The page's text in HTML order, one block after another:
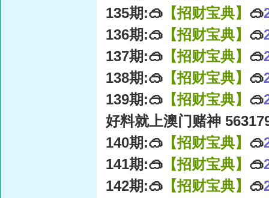
135期:🥽 【招财宝典】 🥽
136期:🥽 【招财宝典】 🥽
137期:🥽 【招财宝典】 🥽
138期:🥽 【招财宝典】 🥽
139期:🥽 【招财宝典】 🥽
好料就上澳门赌神
140期:🥽 【招财宝典】 🥽
141期:🥽 【招财宝典】 🥽
142期:🥽 【招财宝典】 🥽